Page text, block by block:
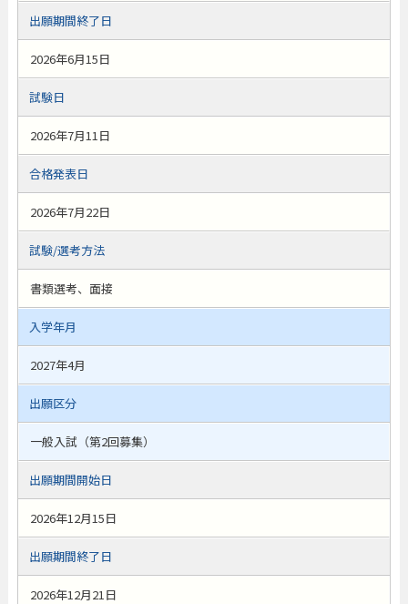
出願期間終了日
2026年6月15日
試験日
2026年7月11日
合格発表日
2026年7月22日
試験/選考方法
書類選考、面接
入学年月
2027年4月
出願区分
一般入試（第2回募集）
出願期間開始日
2026年12月15日
出願期間終了日
2026年12月21日